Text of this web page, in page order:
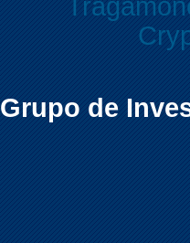
Grupo de